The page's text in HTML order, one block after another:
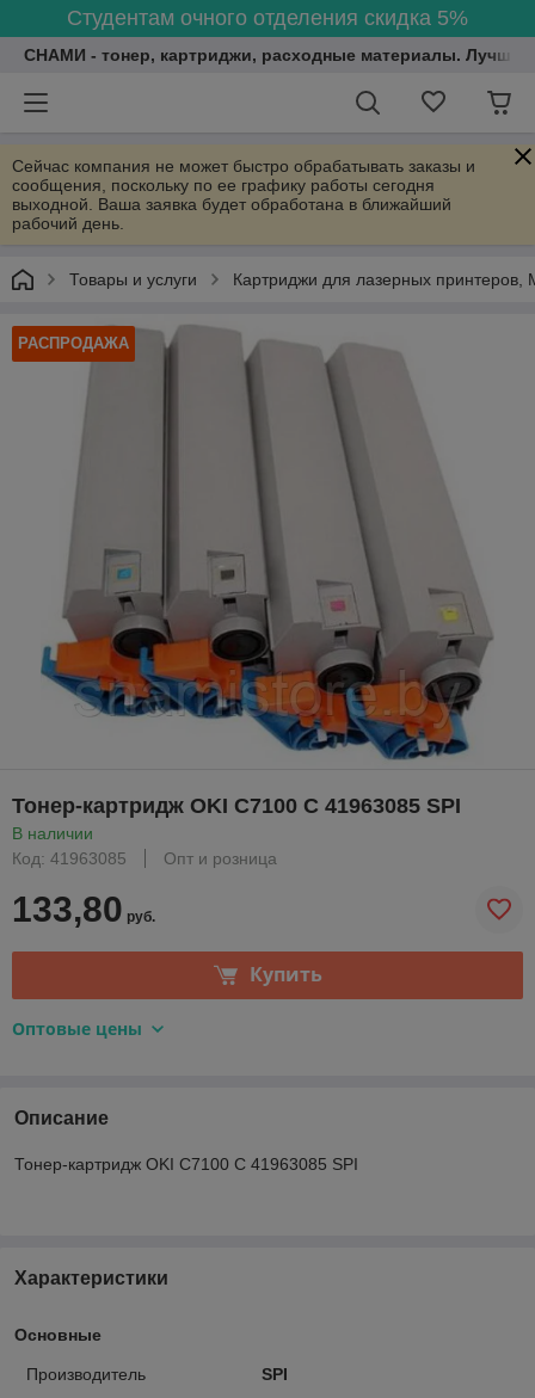
Студентам очного отделения скидка 5%
СНАМИ - тонер, картриджи, расходные материалы.
Сейчас компания не может быстро обрабатывать заказы и
сообщения, поскольку по ее графику работы сегодня
выходной. Ваша заявка будет обработана в ближайший
рабочий день.
Товары и услуги Картриджи для лазерных
РАСПРОДАЖА
Тонер-картридж OKI C7100 C 41963085 SPI
В наличии
Код: 41963085
Опт и розница
133,80 руб.
Купить
Оптовые цены
Описание
Тонер-картридж OKI C7100 C 41963085 SPI
Характеристики
Основные
Производитель
SPI